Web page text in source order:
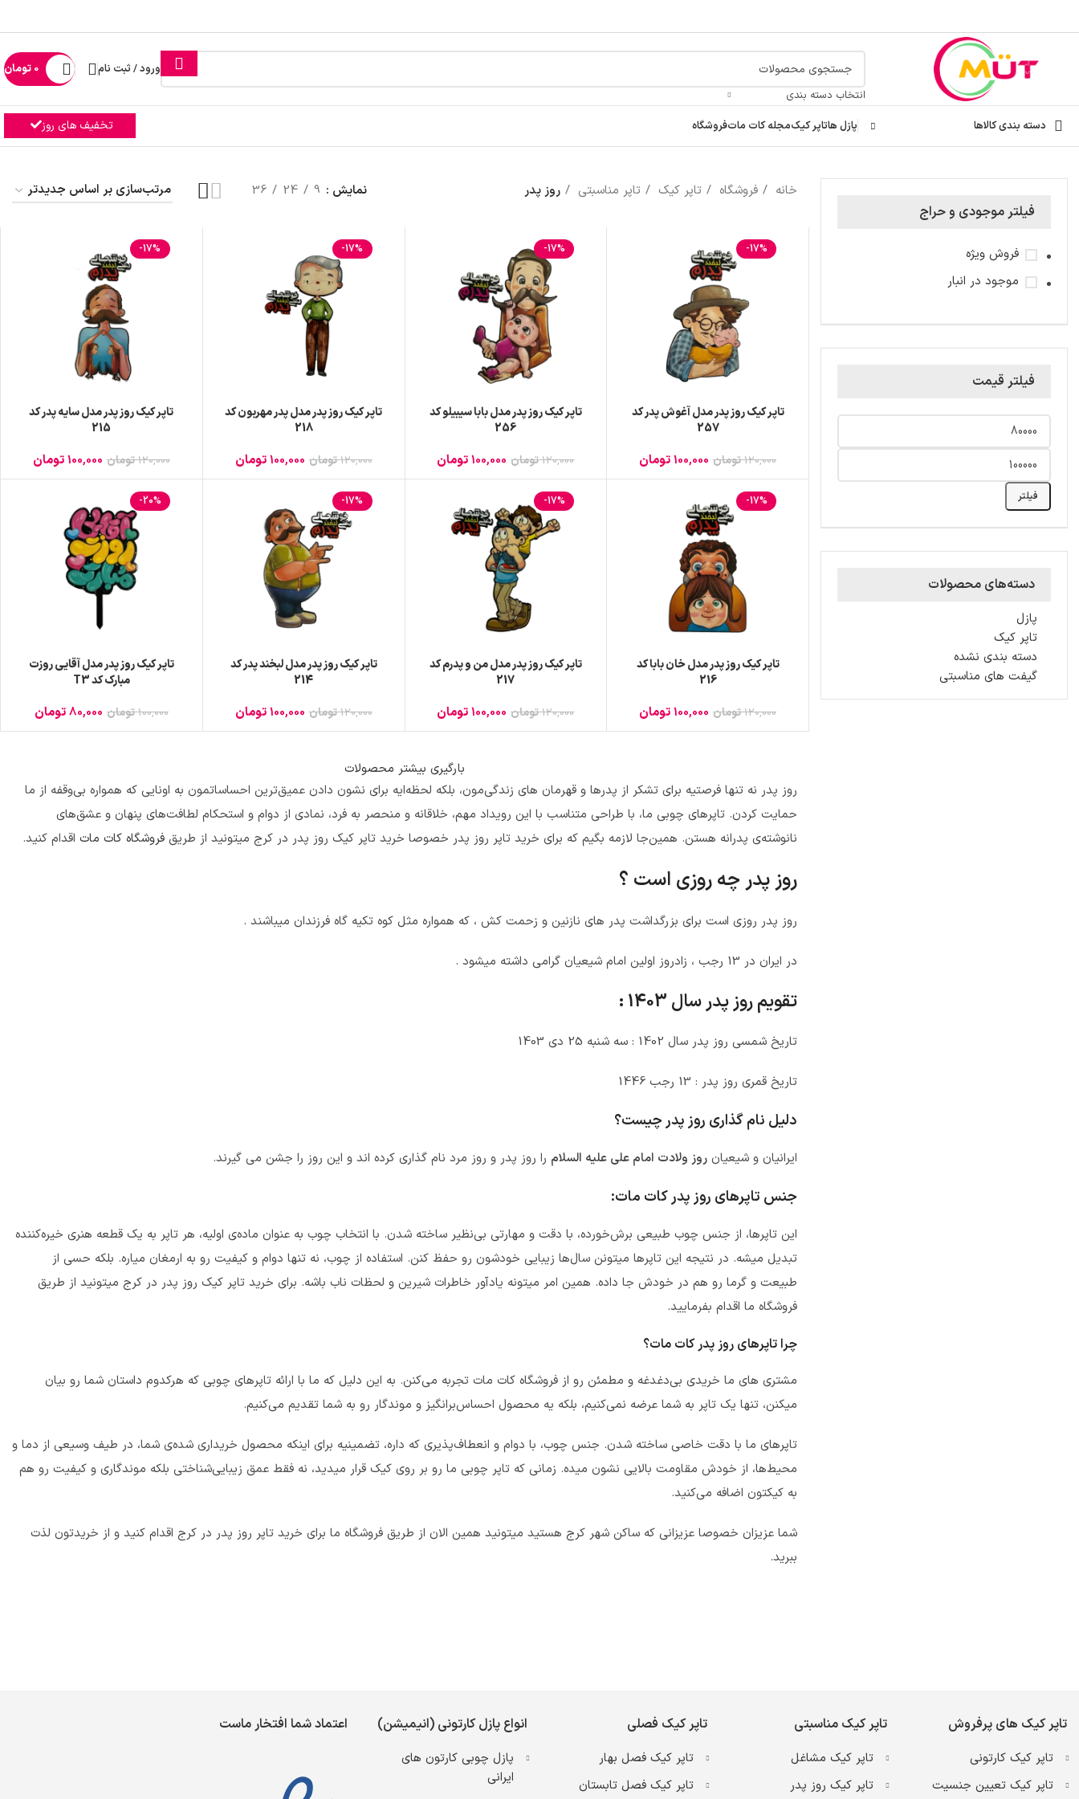
انتخاب دسته بندی
ورود / ثبت نام 0 تومان
دسته بندی کالاها پازل هاتاپر کیکمجله کات ماتفروشگاه تخفیف های روز
فیلتر موجودی و حراج
فروش ویژه
موجود در انبار
فیلتر قیمت
فیلتر
دسته‌های محصولات
پازل
تاپر کیک
دسته بندی نشده
گیفت های مناسبتی
خانه فروشگاه تاپر کیک تاپر مناسبتی روز پدر نمایش 9
24
36
-17%
تاپر کیک روز پدر مدل آغوش پدر کد
257
120,000تومان 100,000تومان
-17%
تاپر کیک روز پدر مدل بابا سیبیلو کد
256
120,000تومان 100,000تومان
-17%
تاپر کیک روز پدر مدل پدر مهربون کد
218
120,000تومان 100,000تومان
-17%
تاپر کیک روز پدر مدل سایه پدر کد
215
120,000تومان 100,000تومان
-17%
تاپر کیک روز پدر مدل خان بابا کد
216
120,000تومان 100,000تومان
-17%
تاپر کیک روز پدر مدل من و پدرم کد
217
120,000تومان 100,000تومان
-17%
تاپر کیک روز پدر مدل لبخند پدر کد
214
120,000تومان 100,000تومان
-20%
تاپر کیک روز پدر مدل آقایی روزت
مبارک کد T3
100,000تومان 80,000تومان
بارگیری بیشتر محصولات
روز پدر نه تنها فرصتیه برای تشکر از پدرها و قهرمان های زندگی‌مون، بلکه لحظه‌ایه برای نشون دادن عمیق‌ترین احساساتمون به اونایی که همواره بی‌وقفه از ما
حمایت کردن. تاپرهای چوبی ما، با طراحی متناسب با این رویداد مهم، خلاقانه و منحصر به فرد، نمادی از دوام و استحکام لطافت‌های پنهان و عشق‌های
نانوشته‌ی پدرانه هستن. همین‌جا لازمه بگیم که برای خرید تاپر روز پدر خصوصا خرید تاپر کیک روز پدر در کرج میتونید از طریق فروشگاه کات مات اقدام کنید.
روز پدر چه روزی است ؟
روز پدر روزی است برای بزرگداشت پدر های نازنین و زحمت کش ، که همواره مثل کوه تکیه گاه فرزندان میباشند .
در ایران در 13 رجب ، زادروز اولین امام شیعیان گرامی داشته میشود .
تقویم روز پدر سال 1403 :
تاریخ شمسی روز پدر سال 1402 : سه شنبه 25 دی 1403
تاریخ قمری روز پدر : 13 رجب 1446
دلیل نام گذاری روز پدر چیست؟
ایرانیان و شیعیان روز ولادت امام علی علیه السلام را روز پدر و روز مرد نام گذاری کرده اند و این روز را جشن می گیرند.
جنس تاپرهای روز پدر کات مات:
این تاپرها، از جنس چوب طبیعی برش‌خورده، با دقت و مهارتی بی‌نظیر ساخته شدن. با انتخاب چوب به عنوان ماده‌ی اولیه، هر تاپر به یک قطعه هنری خیره‌کننده
تبدیل میشه. در نتیجه این تاپرها میتونن سال‌ها زیبایی خودشون رو حفظ کنن. استفاده از چوب، نه تنها دوام و کیفیت رو به ارمغان میاره. بلکه حسی از
طبیعت و گرما رو هم در خودش جا داده. همین امر میتونه یادآور خاطرات شیرین و لحظات ناب باشه. برای خرید تاپر کیک روز پدر در کرج میتونید از طریق
فروشگاه ما اقدام بفرمایید.
چرا تاپرهای روز پدر کات مات؟
مشتری های ما خریدی بی‌دغدغه و مطمئن رو از فروشگاه کات مات تجربه می‌کنن. به این دلیل که ما با ارائه تاپرهای چوبی که هرکدوم داستان شما رو بیان
میکنن، تنها یک تاپر به شما عرضه نمی‌کنیم، بلکه یه محصول احساس‌برانگیز و موندگار رو به شما تقدیم می‌کنیم.
تاپرهای ما با دقت خاصی ساخته شدن. جنس چوب، با دوام و انعطاف‌پذیری‌ که داره، تضمینیه برای اینکه محصول خریداری شده‌ی شما، در طیف وسیعی از دما و
محیط‌ها، از خودش مقاومت بالایی نشون میده. زمانی که تاپر چوبی ما رو بر روی کیک قرار میدید، نه فقط عمق زیبایی‌شناختی بلکه موندگاری و کیفیت رو هم
به کیکتون اضافه می‌کنید.
شما عزیزان خصوصا عزیزانی که ساکن شهر کرج هستید میتونید همین الان از طریق فروشگاه ما برای خرید تاپر روز پدر در کرج اقدام کنید و از خریدتون لذت
ببرید.
تاپر کیک های پرفروش
تاپر کیک کارتونی
تاپر کیک تعیین جنسیت
تاپر کیک مناسبتی
تاپر کیک مشاغل
تاپر کیک روز پدر
تاپر کیک فصلی
تاپر کیک فصل بهار
تاپر کیک فصل تابستان
انواع پازل کارتونی (انیمیشن)
پازل چوبی کارتون های
ایرانی
اعتماد شما افتخار ماست